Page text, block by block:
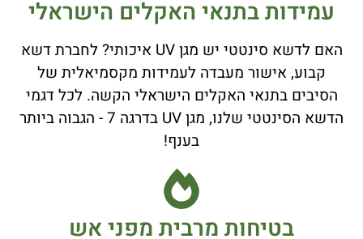
עמידות בתנאי האקלים הישראלי
האם לדשא סינטטי יש מגן UV איכותי? לחברת דשא
קבוע, אישור מעבדה לעמידות מקסמיאלית של
הסיבים בתנאי האקלים הישראלי הקשה. לכל דגמי
הדשא הסינטטי שלנו, מגן UV בדרגה 7 - הגבוה ביותר
בענף!
בטיחות מרבית מפני אש